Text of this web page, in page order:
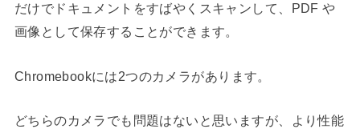
だけでドキュメントをすばやくスキャンして、
PDF や
画像として保存することができます。
Chromebookには2つのカメラがあります。
どちらのカメラでも問題はないと思いますが、より性能